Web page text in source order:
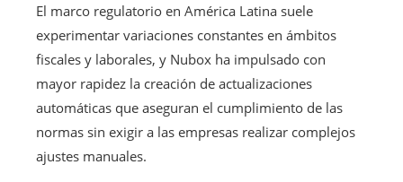
El marco regulatorio en América Latina suele
experimentar variaciones constantes en ámbitos
fiscales y laborales, y Nubox ha impulsado con
mayor rapidez la creación de actualizaciones
automáticas que aseguran el cumplimiento de las
normas sin exigir a las empresas realizar complejos
ajustes manuales.